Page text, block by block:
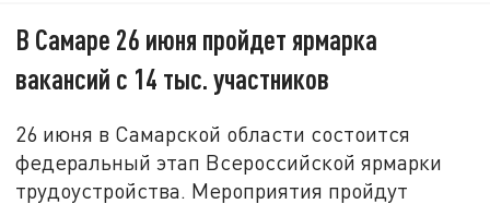
В Самаре 26 июня пройдет ярмарка
вакансий с 14 тыс. участников
26 июня в Самарской области состоится
федеральный этап Всероссийской ярмарки
трудоустройства. Мероприятия пройдут